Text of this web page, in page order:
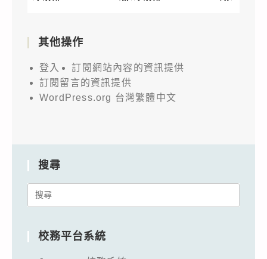
其他操作
登入
訂閱網站內容的資訊提供
訂閱留言的資訊提供
WordPress.org 台灣繁體中文
搜尋
Search
校務平台系統